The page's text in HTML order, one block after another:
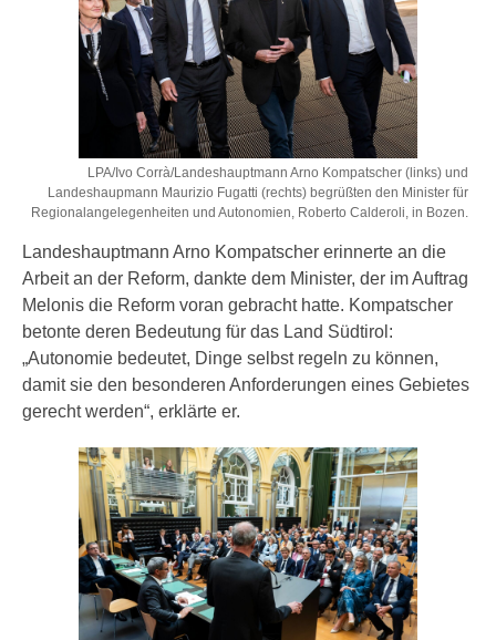
LPA/Ivo Corrà/Landeshauptmann Arno Kompatscher (links) und
Landeshaupmann Maurizio Fugatti (rechts) begrüßten den Minister für
Regionalangelegenheiten und Autonomien, Roberto Calderoli, in Bozen.
Landeshauptmann Arno Kompatscher erinnerte an die
Arbeit an der Reform, dankte dem Minister, der im Auftrag
Melonis die Reform voran gebracht hatte. Kompatscher
betonte deren Bedeutung für das Land Südtirol:
„Autonomie bedeutet, Dinge selbst regeln zu können,
damit sie den besonderen Anforderungen eines Gebietes
gerecht werden“, erklärte er.